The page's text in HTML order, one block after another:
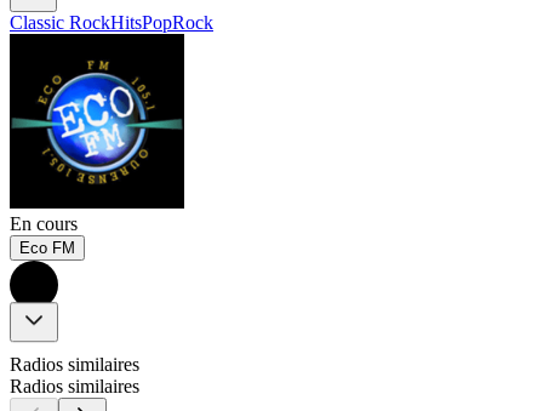
Classic RockHitsPopRock
En cours
Eco FM
Radios similaires
Radios similaires